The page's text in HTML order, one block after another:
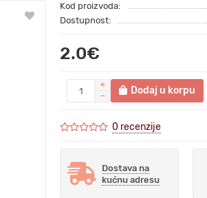
Kod proizvoda:
Dostupnost:
2.0€
Dodaj u korpu
0 recenzije
Dostava na
kućnu adresu